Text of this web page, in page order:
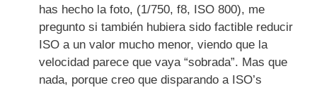
has hecho la foto, (1/750, f8, ISO 800), me
pregunto si también hubiera sido factible reducir
ISO a un valor mucho menor, viendo que la
velocidad parece que vaya “sobrada”. Mas que
nada, porque creo que disparando a ISO’s